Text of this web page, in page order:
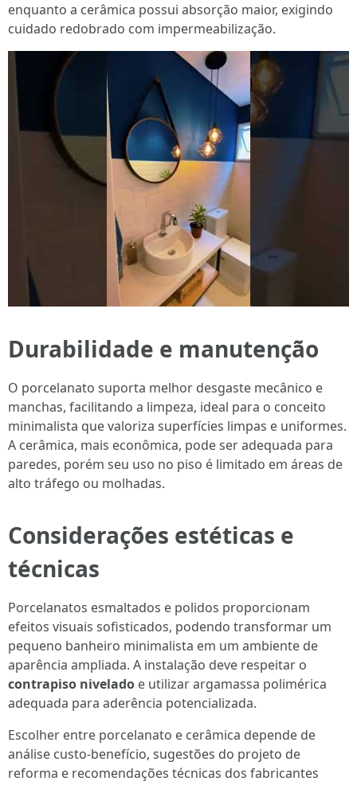
enquanto a cerâmica possui absorção maior, exigindo
cuidado redobrado com impermeabilização.
Durabilidade e manutenção
O porcelanato suporta melhor desgaste mecânico e
manchas, facilitando a limpeza, ideal para o conceito
minimalista que valoriza superfícies limpas e uniformes.
A cerâmica, mais econômica, pode ser adequada para
paredes, porém seu uso no piso é limitado em áreas de
alto tráfego ou molhadas.
Considerações estéticas e
técnicas
Porcelanatos esmaltados e polidos proporcionam
efeitos visuais sofisticados, podendo transformar um
pequeno banheiro minimalista em um ambiente de
aparência ampliada. A instalação deve respeitar o
contrapiso nivelado e utilizar argamassa polimérica
adequada para aderência potencializada.
Escolher entre porcelanato e cerâmica depende de
análise custo-benefício, sugestões do projeto de
reforma e recomendações técnicas dos fabricantes